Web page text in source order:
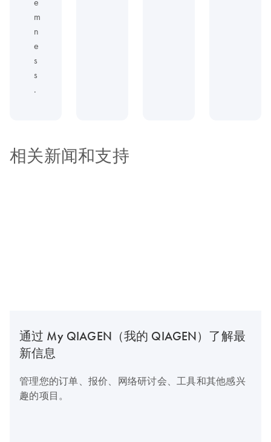
m
n
e
s
s
.
相关新闻和支持
通过 My QIAGEN（我的 QIAGEN）了解最
新信息
管理您的订单、报价、网络研讨会、工具和其他感兴
趣的项目。